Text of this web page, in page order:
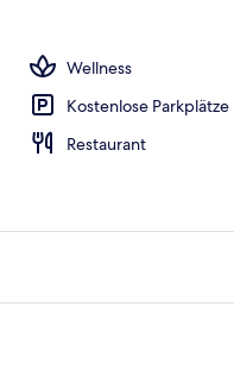
Wellness
Kostenlose Parkplätze
Restaurant